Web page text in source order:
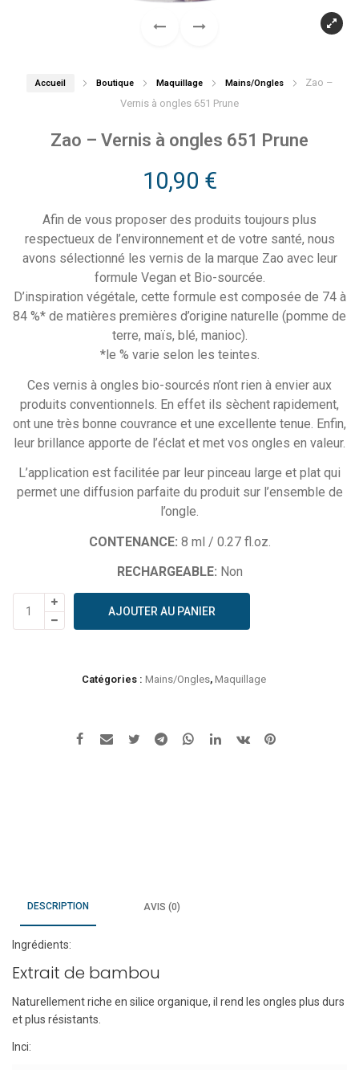
Accueil Boutique Maquillage Mains/Ongles
Zao –
Vernis à ongles 651 Prune
Zao – Vernis à ongles 651 Prune
10,90 €
Afin de vous proposer des produits toujours plus
respectueux de l’environnement et de votre santé, nous
avons sélectionné les vernis de la marque Zao avec leur
formule Vegan et Bio-sourcée.
D’inspiration végétale, cette formule est composée de 74 à
84 %* de matières premières d’origine naturelle (pomme de
terre, maïs, blé, manioc).
*le % varie selon les teintes.
Ces vernis à ongles bio-sourcés n’ont rien à envier aux
produits conventionnels. En effet ils sèchent rapidement,
ont une très bonne couvrance et une excellente tenue. Enfin,
leur brillance apporte de l’éclat et met vos ongles en valeur.
L’application est facilitée par leur pinceau large et plat qui
permet une diffusion parfaite du produit sur l’ensemble de
l’ongle.
CONTENANCE: 8 ml / 0.27 fl.oz.
RECHARGEABLE: Non
quantité
de
AJOUTER AU PANIER
Catégories : Mains/Ongles, Maquillage
DESCRIPTION AVIS (0)
Ingrédients:
Extrait de bambou
Naturellement riche en silice organique, il rend les ongles plus durs
et plus résistants.
Inci: